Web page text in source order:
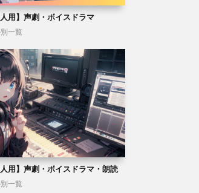
用】声劇・ボイスドラマ
一覧
用】声劇・ボイスドラマ・朗読
一覧